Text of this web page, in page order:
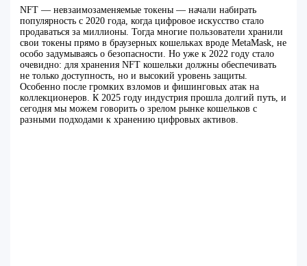
NFT — невзаимозаменяемые токены — начали набирать
популярность с 2020 года, когда цифровое искусство стало
продаваться за миллионы. Тогда многие пользователи хранили
свои токены прямо в браузерных кошельках вроде MetaMask, не
особо задумываясь о безопасности. Но уже к 2022 году стало
очевидно: для хранения NFT кошельки должны обеспечивать
не только доступность, но и высокий уровень защиты.
Особенно после громких взломов и фишинговых атак на
коллекционеров. К 2025 году индустрия прошла долгий путь, и
сегодня мы можем говорить о зрелом рынке кошельков с
разными подходами к хранению цифровых активов.